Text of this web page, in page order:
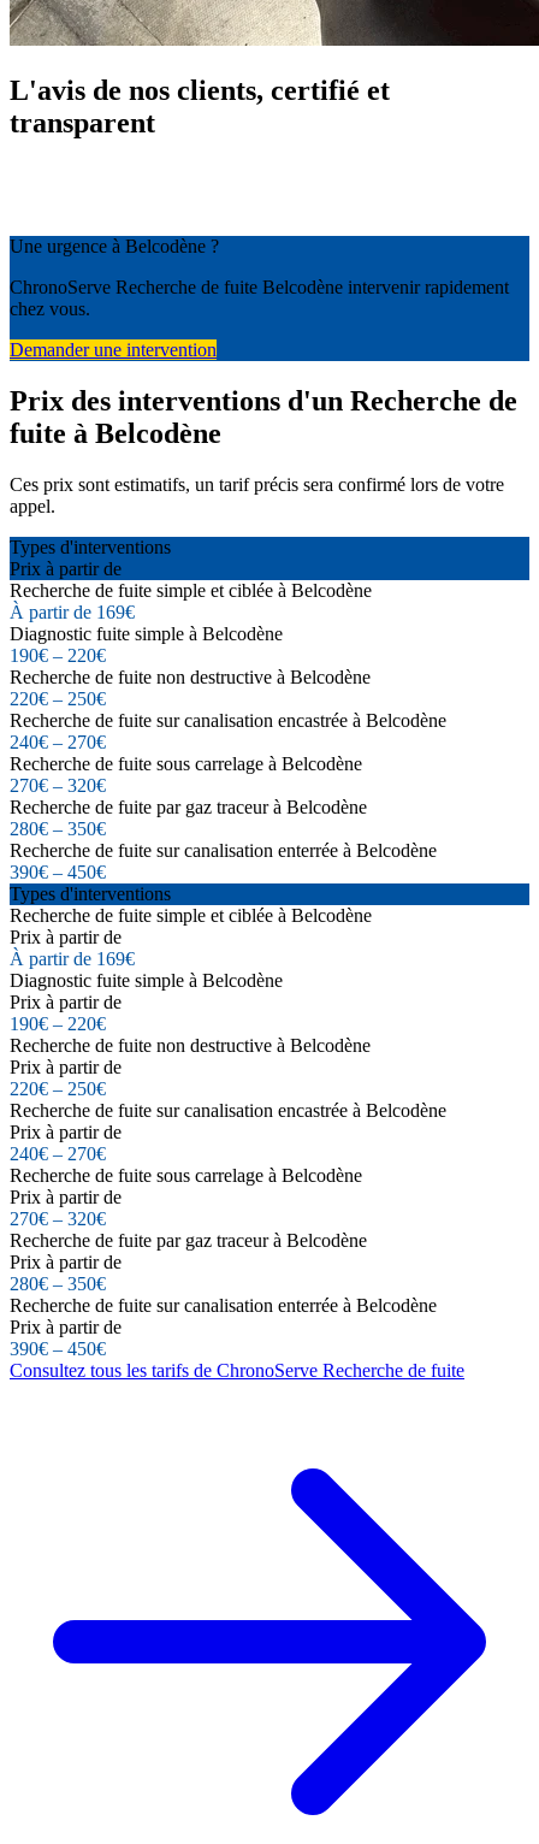
L'avis de nos clients, certifié et
transparent
Une urgence à Belcodène ?
ChronoServe Recherche de fuite Belcodène intervenir rapidement
chez vous.
Demander une intervention
Prix des interventions d'un Recherche de
fuite à Belcodène
Ces prix sont estimatifs, un tarif précis sera confirmé lors de votre
appel.
Types d'interventions
Prix à partir de
Recherche de fuite simple et ciblée à Belcodène
À partir de 169€
Diagnostic fuite simple à Belcodène
190€ – 220€
Recherche de fuite non destructive à Belcodène
220€ – 250€
Recherche de fuite sur canalisation encastrée à Belcodène
240€ – 270€
Recherche de fuite sous carrelage à Belcodène
270€ – 320€
Recherche de fuite par gaz traceur à Belcodène
280€ – 350€
Recherche de fuite sur canalisation enterrée à Belcodène
390€ – 450€
Types d'interventions
Recherche de fuite simple et ciblée à Belcodène
Prix à partir de
À partir de 169€
Diagnostic fuite simple à Belcodène
Prix à partir de
190€ – 220€
Recherche de fuite non destructive à Belcodène
Prix à partir de
220€ – 250€
Recherche de fuite sur canalisation encastrée à Belcodène
Prix à partir de
240€ – 270€
Recherche de fuite sous carrelage à Belcodène
Prix à partir de
270€ – 320€
Recherche de fuite par gaz traceur à Belcodène
Prix à partir de
280€ – 350€
Recherche de fuite sur canalisation enterrée à Belcodène
Prix à partir de
390€ – 450€
Consultez tous les tarifs de ChronoServe Recherche de fuite